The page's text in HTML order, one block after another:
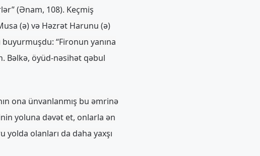
(Ənam, 108). Keçmiş
(ə) və Həzrət Harunu (ə)
“Fironun yanına
Bəlkə, öyüd-nəsihət qəbul
ona ünvanlanmış bu əmrinə
yoluna dəvət et, onlarla ən
olanları da daha yaxşı